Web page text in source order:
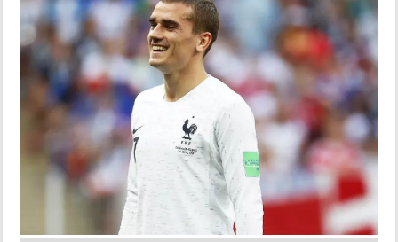
DEPORTES
MUNDO
INSÓLITAS
MULTIMEDIA
IMPRESO